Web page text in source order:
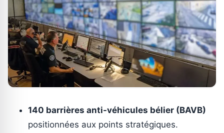
140 barrières anti-véhicules bélier (BAVB)
positionnées aux points stratégiques.